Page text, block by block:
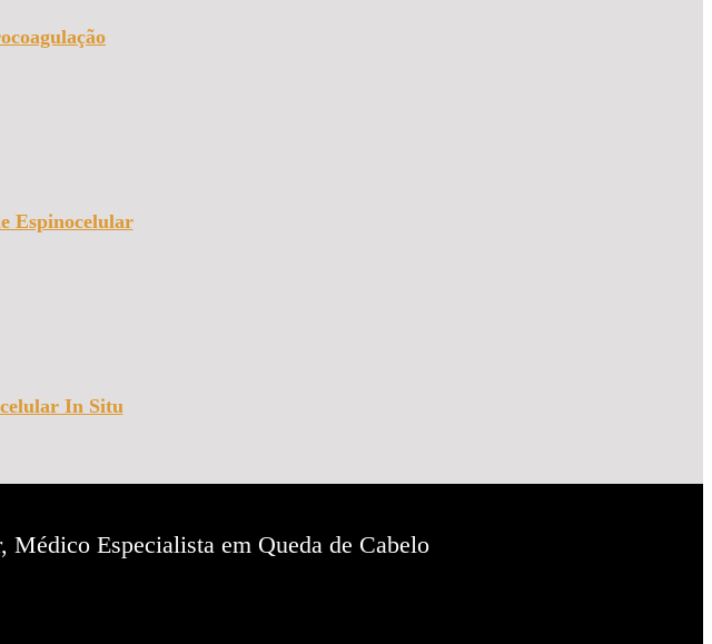
Espinocelular
In Situ
Especialista em Queda de Cabelo